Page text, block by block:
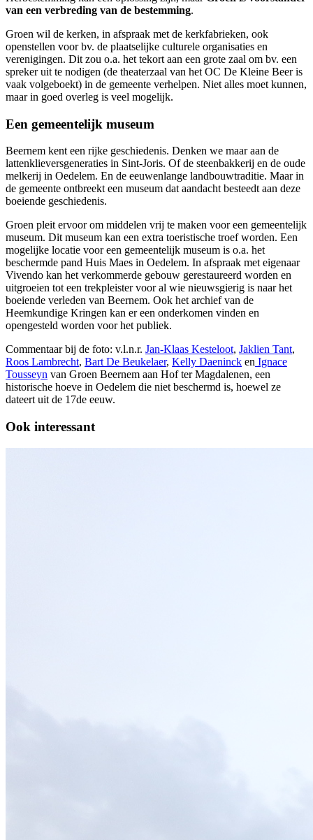
van een verbreding van de bestemming.
Groen wil de kerken, in afspraak met de kerkfabrieken, ook
openstellen voor bv. de plaatselijke culturele organisaties en
verenigingen. Dit zou o.a. het tekort aan een grote zaal om bv. een
spreker uit te nodigen (de theaterzaal van het OC De Kleine Beer is
vaak volgeboekt) in de gemeente verhelpen. Niet alles moet kunnen,
maar in goed overleg is veel mogelijk.
Een gemeentelijk museum
Beernem kent een rijke geschiedenis. Denken we maar aan de
lattenklieversgeneraties in Sint-Joris. Of de steenbakkerij en de oude
melkerij in Oedelem. En de eeuwenlange landbouwtraditie. Maar in
de gemeente ontbreekt een museum dat aandacht besteedt aan deze
boeiende geschiedenis.
Groen pleit ervoor om middelen vrij te maken voor een gemeentelijk
museum. Dit museum kan een extra toeristische troef worden. Een
mogelijke locatie voor een gemeentelijk museum is o.a. het
beschermde pand Huis Maes in Oedelem. In afspraak met eigenaar
Vivendo kan het verkommerde gebouw gerestaureerd worden en
uitgroeien tot een trekpleister voor al wie nieuwsgierig is naar het
boeiende verleden van Beernem. Ook het archief van de
Heemkundige Kringen kan er een onderkomen vinden en
opengesteld worden voor het publiek.
Commentaar bij de foto: v.l.n.r. Jan-Klaas Kesteloot, Jaklien Tant,
Roos Lambrecht, Bart De Beukelaer, Kelly Daeninck en Ignace
Tousseyn van Groen Beernem aan Hof ter Magdalenen, een
historische hoeve in Oedelem die niet beschermd is, hoewel ze
dateert uit de 17de eeuw.
Ook interessant